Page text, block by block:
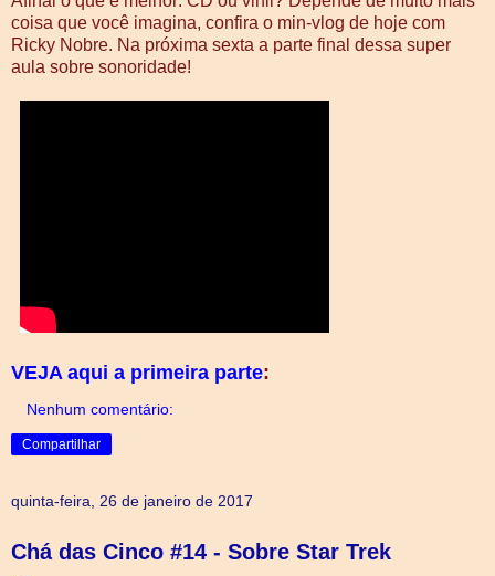
coisa que você imagina, confira o min-vlog de hoje com
Ricky Nobre. Na próxima sexta a parte final dessa super
aula sobre sonoridade!
VEJA aqui a primeira parte:
Nenhum comentário:
Compartilhar
quinta-feira, 26 de janeiro de 2017
Chá das Cinco #14 - Sobre Star Trek